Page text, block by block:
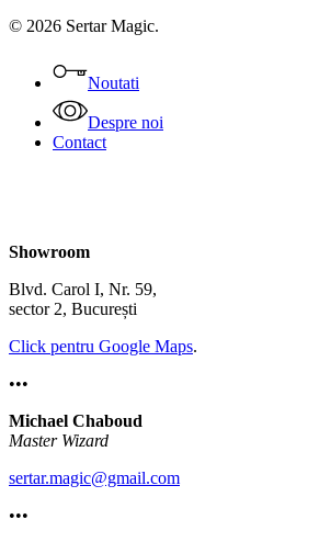
© 2026 Sertar Magic.
Menu
Noutati
Despre noi
Contact
Showroom
Blvd. Carol I, Nr. 59,
sector 2, București
Click pentru Google Maps.
•••
Michael Chaboud
Master Wizard
sertar.magic@gmail.com
•••